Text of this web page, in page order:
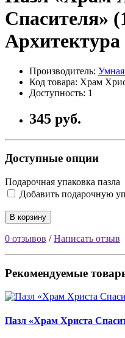
Спасителя»
Архитектура
Производитель:
Код товара: Храм
Доступность: 1
345 руб.
Доступные опции
Подарочная упаковка пазла
Добавить подарочную
В корзину
0 отзывов /Написать отзыв
Рекомендуемые
Пазл «Храм Христа